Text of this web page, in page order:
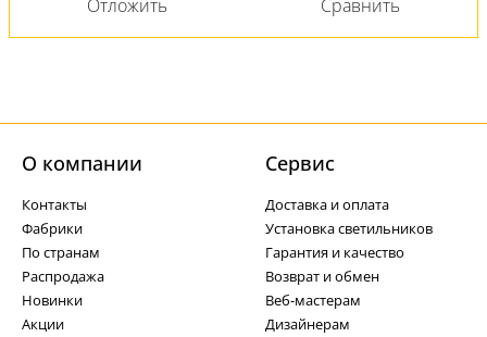
О компании
Контакты
Фабрики
По странам
Распродажа
Новинки
Акции
Cервис
Доставка и оплата
Установка светильников
Гарантия и качество
Возврат и обмен
Веб-мастерам
Дизайнерам